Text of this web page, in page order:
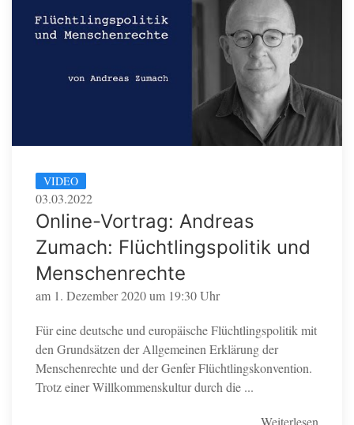
VIDEO
03.03.2022
Online-Vortrag: Andreas
Zumach: Flüchtlingspolitik und
Menschenrechte
am 1. Dezember 2020 um 19:30 Uhr
Für eine deutsche und europäische Flüchtlingspolitik mit
den Grundsätzen der Allgemeinen Erklärung der
Menschenrechte und der Genfer Flüchtlingskonvention.
Trotz einer Willkommenskultur durch die ...
Weiterlesen